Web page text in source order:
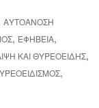
ΑΥΤΟΆΝΟΣΗ
, ΕΦΗΒΕΊΑ,
ΚΑΙ ΘΥΡΕΟΕΙΔΉΣ,
,